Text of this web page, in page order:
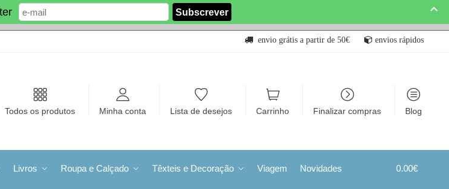
envio grátis a partir de 50€ envios rápidos
Todos os produtos Minha conta Lista de desejos Carrinho Finalizar compras Blog
Livros Roupa e Calçado Têxteis e Decoração Viagem Novidades 0.00€